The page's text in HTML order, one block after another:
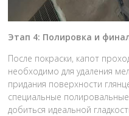
Этап 4: Полировка и
После покраски, капот
необходимо для удаления
придания поверхности
специальные
добиться идеальной